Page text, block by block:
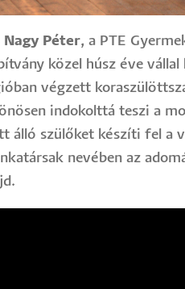
Nagy Péter, a PTE
közel húsz éve
végzett
indokolttá teszi a
álló szülőket készíti fel a
nevében az